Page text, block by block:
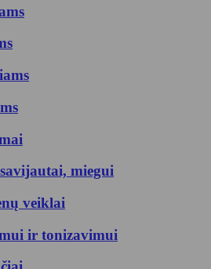
miegui
veiklai
ir tonizavimui